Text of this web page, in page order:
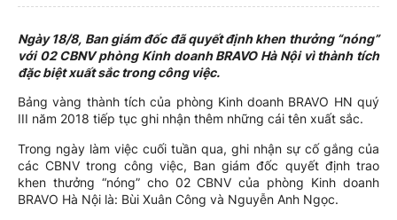
Ngày 18/8, Ban giám đốc đã quyết định khen thưởng “nóng”
với 02 CBNV phòng Kinh doanh BRAVO Hà Nội vì thành tích
đặc biệt xuất sắc trong công việc.
Bảng vàng thành tích của phòng Kinh doanh BRAVO HN quý
III năm 2018 tiếp tục ghi nhận thêm những cái tên xuất sắc.
Trong ngày làm việc cuối tuần qua, ghi nhận sự cố gắng của
các CBNV trong công việc, Ban giám đốc quyết định trao
khen thưởng “nóng” cho 02 CBNV của phòng Kinh doanh
BRAVO Hà Nội là: Bùi Xuân Công và Nguyễn Anh Ngọc.